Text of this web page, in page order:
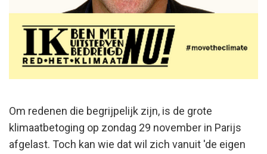
Om redenen die begrijpelijk zijn, is de grote
klimaatbetoging op zondag 29 november in Parijs
afgelast. Toch kan wie dat wil zich vanuit 'de eigen